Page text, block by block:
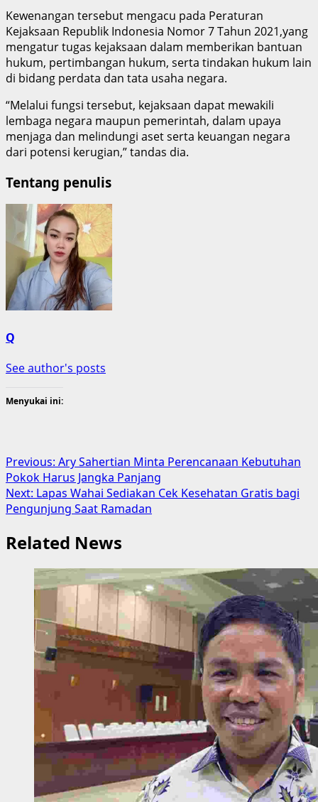
Kewenangan tersebut mengacu pada Peraturan
Kejaksaan Republik Indonesia Nomor 7 Tahun 2021,yang
mengatur tugas kejaksaan dalam memberikan bantuan
hukum, pertimbangan hukum, serta tindakan hukum lain
di bidang perdata dan tata usaha negara.
“Melalui fungsi tersebut, kejaksaan dapat mewakili
lembaga negara maupun pemerintah, dalam upaya
menjaga dan melindungi aset serta keuangan negara
dari potensi kerugian,” tandas dia.
Tentang penulis
Q
See author's posts
Menyukai ini:
Post
navigation
Previous: Ary Sahertian Minta Perencanaan Kebutuhan
Pokok Harus Jangka Panjang
Next: Lapas Wahai Sediakan Cek Kesehatan Gratis bagi
Pengunjung Saat Ramadan
Related News